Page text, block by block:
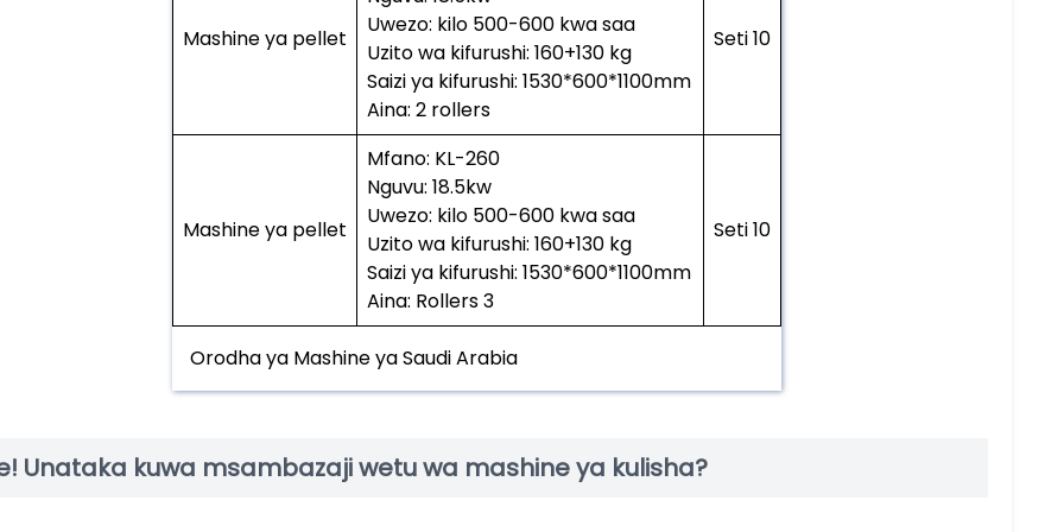
Mashine ya pellet
Uwezo: kilo 500-600 kwa saa
Uzito wa kifurushi: 160+130 kg
Saizi ya kifurushi: 1530*600*1100mm
Aina: 2 rollers
Seti 10
Mashine ya pellet
Mfano: KL-260
Nguvu: 18.5kw
Uwezo: kilo 500-600 kwa saa
Uzito wa kifurushi: 160+130 kg
Saizi ya kifurushi: 1530*600*1100mm
Aina: Rollers 3
Seti 10
Orodha ya Mashine ya Saudi Arabia
Unataka kuwa msambazaji wetu wa mashine ya kulisha?